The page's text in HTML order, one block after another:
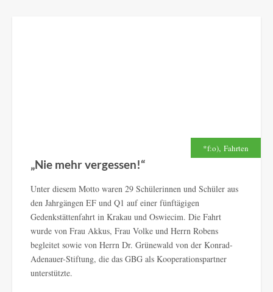
*f:o), Fahrten
„Nie mehr vergessen!“
Unter diesem Motto waren 29 Schülerinnen und Schüler aus
den Jahrgängen EF und Q1 auf einer fünftägigen
Gedenkstättenfahrt in Krakau und Oswiecim. Die Fahrt
wurde von Frau Akkus, Frau Volke und Herrn Robens
begleitet sowie von Herrn Dr. Grünewald von der Konrad-
Adenauer-Stiftung, die das GBG als Kooperationspartner
unterstützte.